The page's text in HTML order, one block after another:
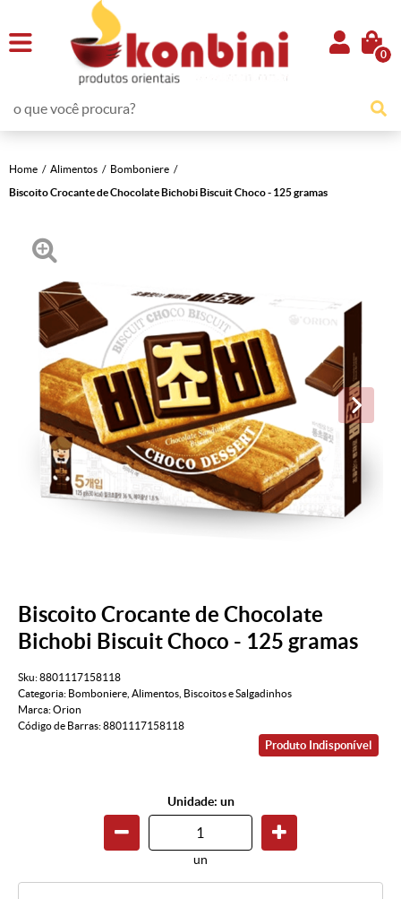
0
Home Alimentos
Bomboniere
Biscoito Crocante de Chocolate Bichobi Biscuit Choco - 125 gramas
Biscoito Crocante de Chocolate
Bichobi Biscuit Choco - 125 gramas
Sku:8801117158118
Categoria: Bomboniere Alimentos Biscoitos e Salgadinhos
Marca:Orion
Código de Barras:8801117158118
Produto Indisponível
Unidade: un
un